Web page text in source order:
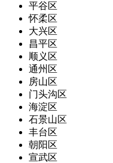
平谷区
怀柔区
大兴区
昌平区
顺义区
通州区
房山区
门头沟区
海淀区
石景山区
丰台区
朝阳区
宣武区